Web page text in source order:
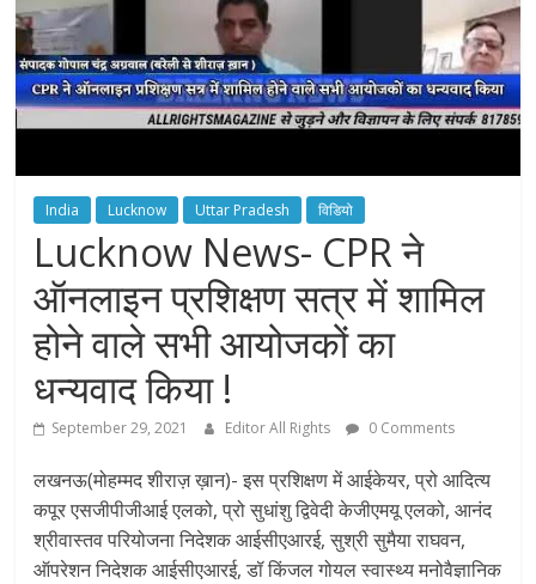
India Lucknow Uttar Pradesh विडियो
Lucknow News- CPR ने
ऑनलाइन प्रशिक्षण सत्र में शामिल
होने वाले सभी आयोजकों का
धन्यवाद किया !
September 29, 2021 Editor All Rights 0 Comments
लखनऊ(मोहम्मद शीराज़ ख़ान)- इस प्रशिक्षण में आईकेयर, प्रो आदित्य
कपूर एसजीपीजीआई एलको, प्रो सुधांशु द्विवेदी केजीएमयू एलको, आनंद
श्रीवास्तव परियोजना निदेशक आईसीएआरई, सुश्री सुमैया राघवन,
ऑपरेशन निदेशक आईसीएआरई, डॉ किंजल गोयल स्वास्थ्य मनोवैज्ञानिक